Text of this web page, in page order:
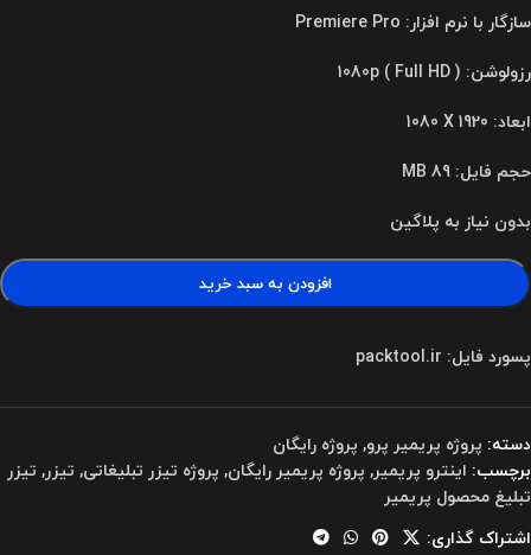
سازگار با نرم افزار: Premiere Pro
رزولوشن: 1080p ( Full HD )
ابعاد:
1080 X 1920
حجم فایل: 89 MB
بدون نیاز به پلاگین
افزودن به سبد خرید
پسورد فایل: packtool.ir
دسته: پروژه پریمیر پرو, پروژه رایگان
برچسب: اینترو پریمیر, پروژه پریمیر رایگان, پروژه تیزر تبلیغاتی, تیزر, تیزر
تبلیغ محصول پریمیر
اشتراک گذاری: